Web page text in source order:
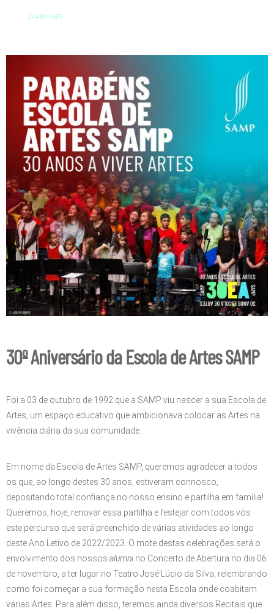
244 801 685
30º Aniversário da Escola de Artes SAMP
Foi a 03 de outubro de 1992 que a SAMP viu nascer a sua Escola de
Artes, um espaço educativo que ambicionava colocar as Artes na
vivência diária da sua comunidade.
Em nome da Escola de Artes SAMP, queremos agradecer a todos
os que, ao longo destes 30 anos, estiveram connosco,
depositando total confiança no nosso ensino e partilha em família!
Queremos, hoje, renovar essa partilha e festejar com todos vós
este percurso que será preenchido de várias atividades ao longo
deste Ano Letivo de 2022/2023. O mote destas celebrações será o
envolvimento dos nossos alumni no Concerto de Abertura no dia 06
de novembro, a ter lugar no Teatro José Lúcio da Silva, relembrando
como foi começar a sua formação nesta Escola onde coabitam
várias Artes. Para além disso, teremos ainda diversos Recitais que